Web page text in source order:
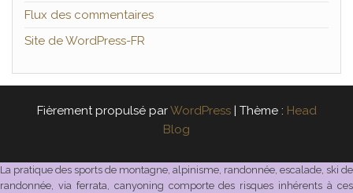
Flux des commentaires
Site de WordPress-FR
Fièrement propulsé parWordPress Thème : Head
Blog
La pratique des sports de montagne, alpinisme, randonnée, escalade, ski de
randonnée, via ferrata, canyoning comporte des risques inhérents à ces